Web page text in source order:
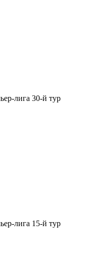
лига 30-й тур
лига 15-й тур